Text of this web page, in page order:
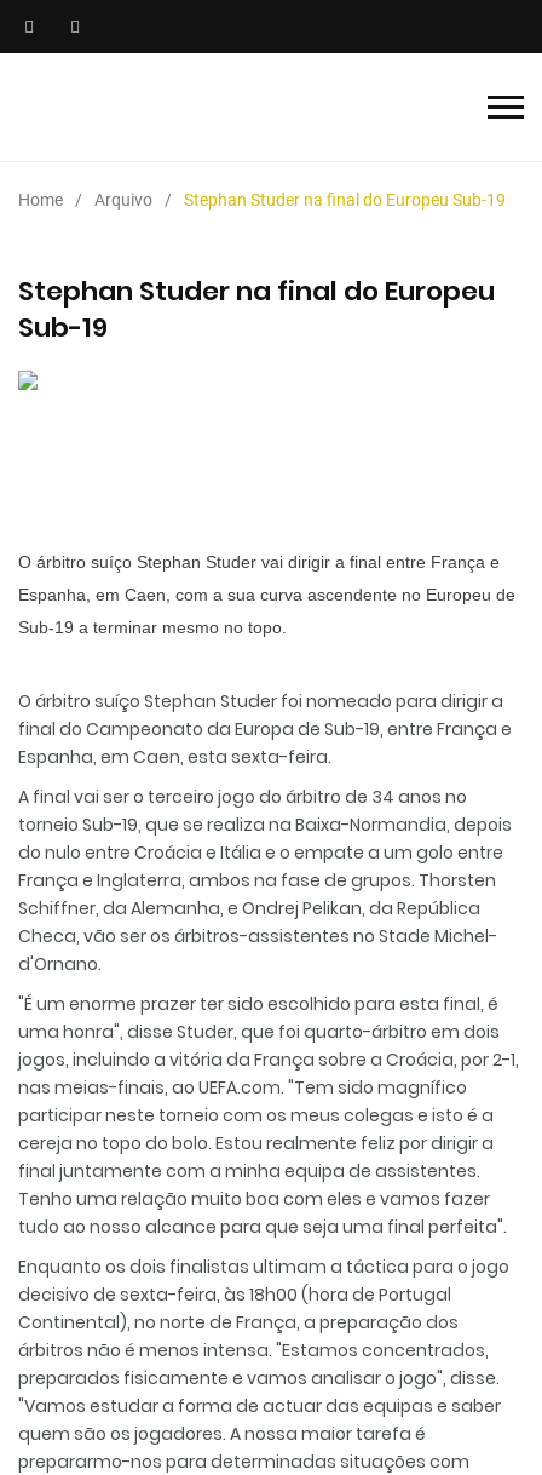
Home Arquivo Stephan Studer na final do Europeu Sub-19
Stephan Studer na final do Europeu
Sub-19
O árbitro suíço Stephan Studer vai dirigir a final entre França e
Espanha, em Caen, com a sua curva ascendente no Europeu de
Sub-19 a terminar mesmo no topo.
O árbitro suíço Stephan Studer foi nomeado para dirigir a
final do Campeonato da Europa de Sub-19, entre França e
Espanha, em Caen, esta sexta-feira.
A final vai ser o terceiro jogo do árbitro de 34 anos no
torneio Sub-19, que se realiza na Baixa-Normandia, depois
do nulo entre Croácia e Itália e o empate a um golo entre
França e Inglaterra, ambos na fase de grupos. Thorsten
Schiffner, da Alemanha, e Ondrej Pelikan, da República
Checa, vão ser os árbitros-assistentes no Stade Michel-
d'Ornano.
"É um enorme prazer ter sido escolhido para esta final, é
uma honra", disse Studer, que foi quarto-árbitro em dois
jogos, incluindo a vitória da França sobre a Croácia, por 2-1,
nas meias-finais, ao UEFA.com. "Tem sido magnífico
participar neste torneio com os meus colegas e isto é a
cereja no topo do bolo. Estou realmente feliz por dirigir a
final juntamente com a minha equipa de assistentes.
Tenho uma relação muito boa com eles e vamos fazer
tudo ao nosso alcance para que seja uma final perfeita".
Enquanto os dois finalistas ultimam a táctica para o jogo
decisivo de sexta-feira, às 18h00 (hora de Portugal
Continental), no norte de França, a preparação dos
árbitros não é menos intensa. "Estamos concentrados,
preparados fisicamente e vamos analisar o jogo", disse.
"Vamos estudar a forma de actuar das equipas e saber
quem são os jogadores. A nossa maior tarefa é
prepararmo-nos para determinadas situações com